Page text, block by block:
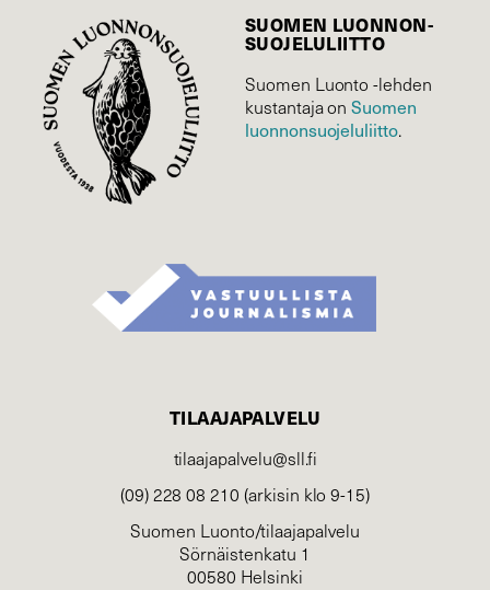
SUOMEN LUONNON­
SUOJELU­LIITTO
Suomen Luonto -lehden
kustantaja onSuomen
luonnonsuojelu­liitto.
TILAAJAPALVELU
tilaajapalvelu@sll.fi
(09) 228 08 210 (arkisin klo 9-15)
Suomen Luonto/tilaajapalvelu
Sörnäistenkatu 1
00580 Helsinki